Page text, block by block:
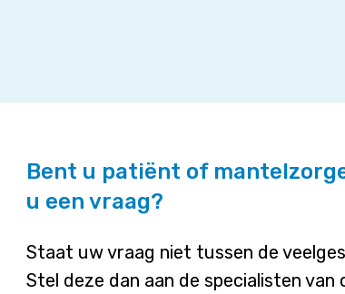
Bent u patiënt of
u een vraag?
Staat uw vraag niet tussen de
Stel deze dan aan de specialisten van